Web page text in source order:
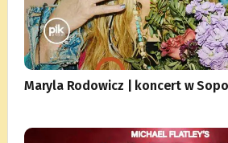
Maryla Rodowicz | koncert w